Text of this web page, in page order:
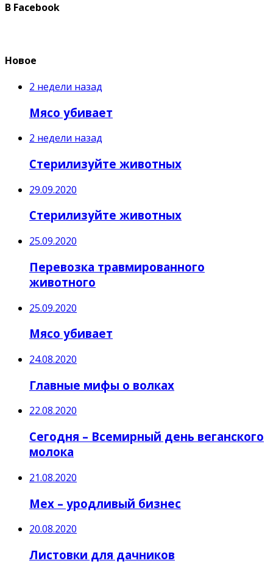
В Facebook
Новое
2 недели назад
Мясо убивает
2 недели назад
Стерилизуйте животных
29.09.2020
Стерилизуйте животных
25.09.2020
Перевозка травмированного
животного
25.09.2020
Мясо убивает
24.08.2020
Главные мифы о волках
22.08.2020
Сегодня – Всемирный день веганского
молока
21.08.2020
Мех – уродливый бизнес
20.08.2020
Листовки для дачников